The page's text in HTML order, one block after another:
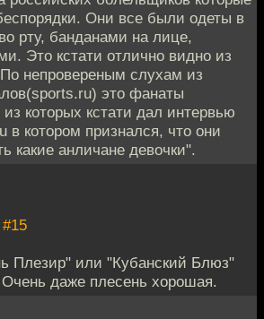
Они все были одеты в
рту, банданами на лице,
Это кстати отлично видно из
непровереным слухам из
это фанаты
которых кстати дал интервью
в котором признался, что они
какие анличане девочки".
#15
Плезир" или "Кубанский Блюз"
даже плесень хорошая.